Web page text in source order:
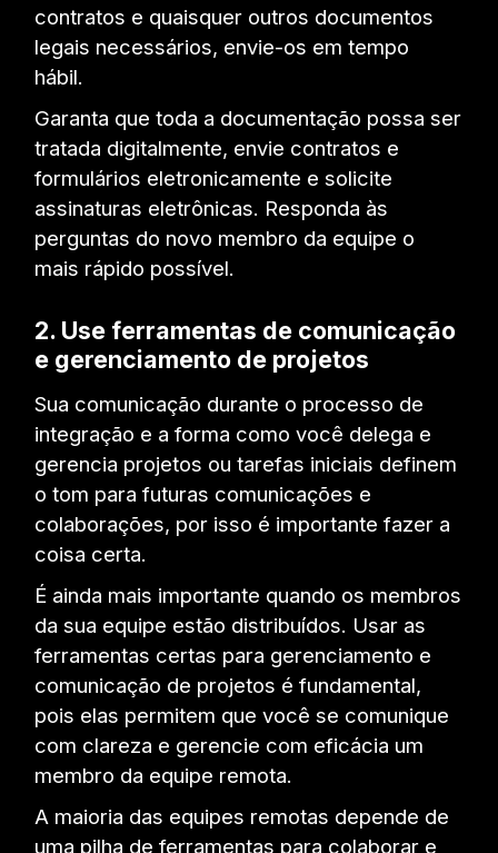
contratos e quaisquer outros documentos
legais necessários, envie-os em tempo
hábil.
Garanta que toda a documentação possa ser
tratada digitalmente, envie contratos e
formulários eletronicamente e solicite
assinaturas eletrônicas. Responda às
perguntas do novo membro da equipe o
mais rápido possível.
2. Use ferramentas de comunicação
e gerenciamento de projetos
Sua comunicação durante o processo de
integração e a forma como você delega e
gerencia projetos ou tarefas iniciais definem
o tom para futuras comunicações e
colaborações, por isso é importante fazer a
coisa certa.
É ainda mais importante quando os membros
da sua equipe estão distribuídos. Usar as
ferramentas certas para gerenciamento e
comunicação de projetos é fundamental,
pois elas permitem que você se comunique
com clareza e gerencie com eficácia um
membro da equipe remota.
A maioria das equipes remotas depende de
uma pilha de ferramentas para colaborar e